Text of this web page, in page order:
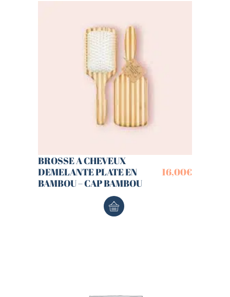
BROSSE A CHEVEUX
DEMELANTE PLATE EN
BAMBOU – CAP BAMBOU
16,00€